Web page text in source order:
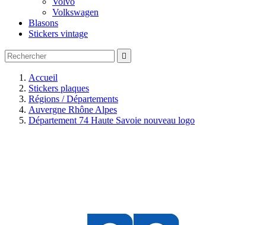
Volkswagen
Blasons
Stickers vintage

Accueil
Stickers plaques
Régions / Départements
Auvergne Rhône Alpes
Département 74 Haute Savoie nouveau logo